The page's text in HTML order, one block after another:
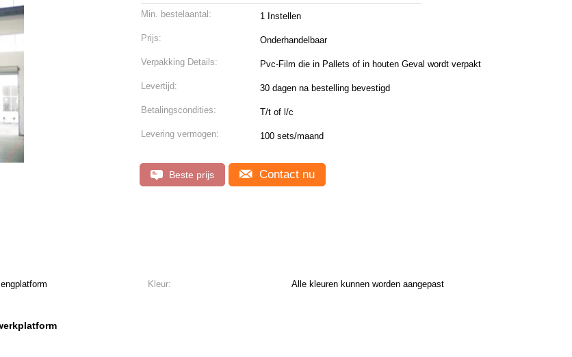
Min. bestelaantal: 1 Instellen
Prijs: Onderhandelbaar
Verpakking Details: Pvc-Film die in Pallets of in houten Geval wordt verpakt
Levertijd: 30 dagen na bestelling bevestigd
Betalingscondities: T/t of l/c
Levering vermogen: 100 sets/maand
Beste prijs Contact nu
Kleur:
Alle kleuren kunnen worden aangepast